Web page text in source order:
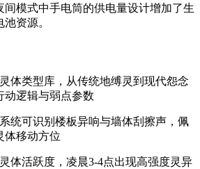
间模式中手电筒的供电量设计增加了生
资源。
体类型库，从传统地缚灵到现代怨念
动逻辑与弱点参数
统可识别楼板异响与墙体刮擦声，佩
体移动方位
体活跃度，凌晨3-4点出现高强度灵异